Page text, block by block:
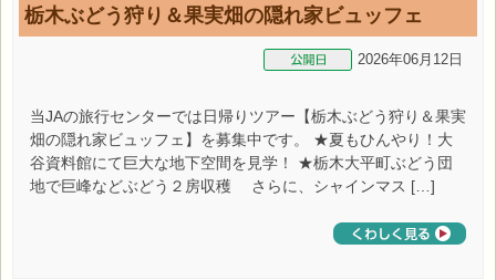
栃木ぶどう狩り＆果実畑の隠れ家ビュッフェ
2026年06月12日
当JAの旅行センターでは日帰りツアー【栃木ぶどう狩り＆果実
畑の隠れ家ビュッフェ】を募集中です。 ★夏もひんやり！大
谷資料館にて巨大な地下空間を見学！ ★栃木大平町ぶどう団
地で巨峰などぶどう２房収穫 さらに、シャインマス […]